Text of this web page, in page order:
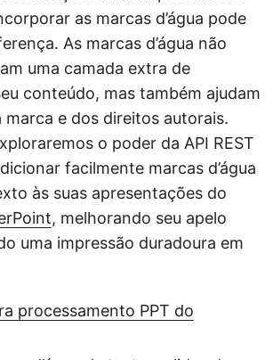
as marcas d’água pode
As marcas d’água não
uma camada extra de
conteúdo, mas também ajudam
e dos direitos autorais.
o poder da API REST
facilmente marcas d’água
às suas apresentações do
, melhorando seu apelo
uma impressão duradoura em
processamento PPT do